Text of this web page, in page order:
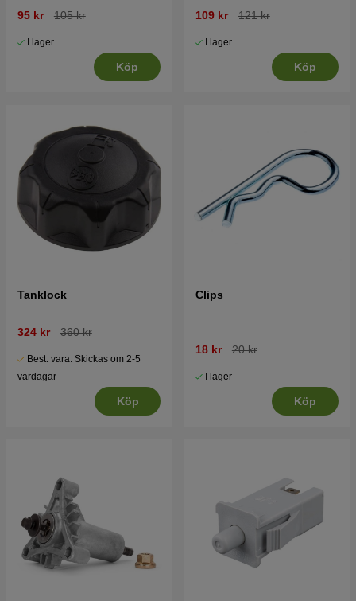
95 kr 105 kr
I lager
Köp
109 kr 121 kr
I lager
Köp
Tanklock
324 kr 360 kr
Best. vara. Skickas om 2-5
vardagar
Köp
Clips
18 kr 20 kr
I lager
Köp